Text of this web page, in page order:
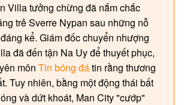
Villa tưởng chừng đã nắm chắc
trẻ Sverre Nypan sau những nỗ
kể. Giám đốc chuyển nhượng
đã đến tận Na Uy để thuyết phục,
môn Tin bóng đátin rằng thương
Tuy nhiên, bằng một động thái bất
và dứt khoát, Man City "cướp"